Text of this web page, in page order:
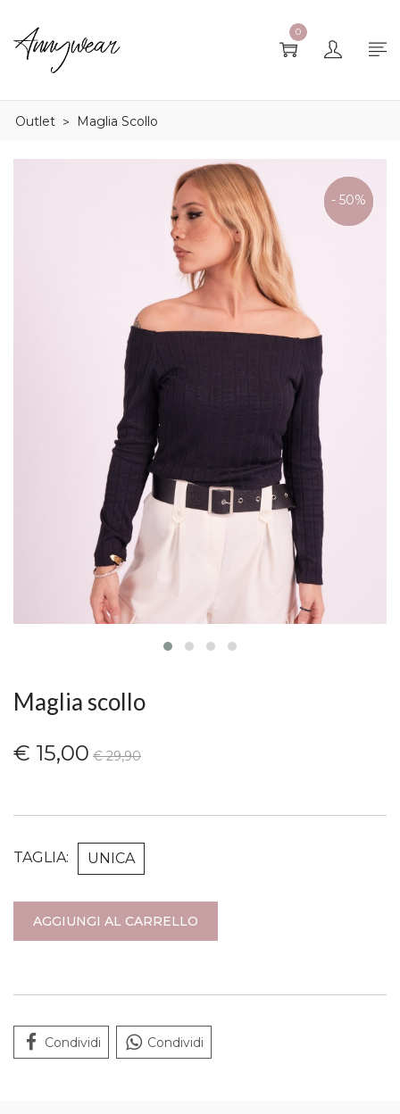
0
Outlet > Maglia Scollo
ULTIME
TAGLIE
- 50%
Maglia scollo
€ 15,00 € 29,90
TAGLIA: UNICA
AGGIUNGI AL CARRELLO
Condividi Condividi